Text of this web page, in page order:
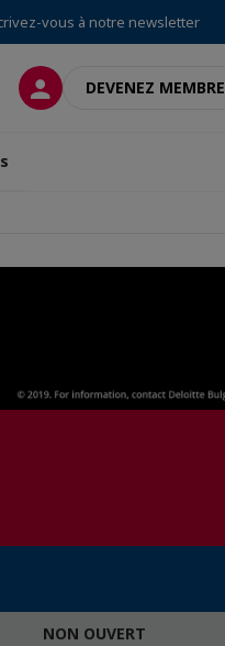
vous à notre newsletter
CONNEXIONDEVENEZ MEMBRE
NON OUVERT